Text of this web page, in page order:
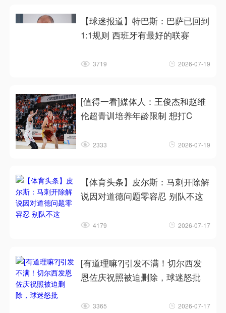
【球迷报道】特巴斯：巴萨已回到
1:1规则 西班牙有最好的联赛
3719 2026-07-19
[值得一看]媒体人：王俊杰和赵维
伦超青训培养年龄限制 想打C
2333 2026-07-19
【体育头条】皮尔斯：马刺开除解
说因对道德问题零容忍 别队不这
4179 2026-07-17
[有道理嘛?]引发不满！切尔西发
恩佐庆祝照被迫删除，球迷怒批
3365 2026-07-17